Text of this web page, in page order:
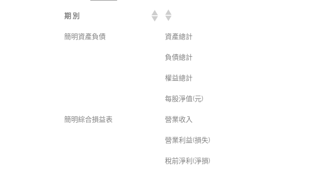
期 別
簡明資產負債 資產總計
負債總計
權益總計
每股淨值(元)
簡明綜合損益表 營業收入
營業利益(損失)
稅前淨利(淨損)